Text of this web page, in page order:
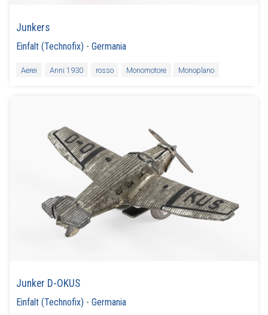
Junkers
Einfalt (Technofix) -Germania
Aerei Anni 1930 rosso Monomotore Monoplano
Junker D-OKUS
Einfalt (Technofix) -Germania